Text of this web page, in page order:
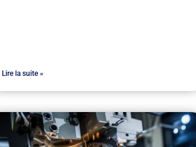
Lire la suite »